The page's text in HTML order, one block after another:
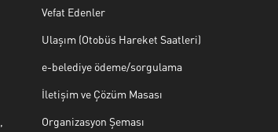
Vefat Edenler
Ulaşım (Otobüs Hareket Saatleri)
e-belediye ödeme/sorgulama
İletişim ve Çözüm Masası
Organizasyon Şeması